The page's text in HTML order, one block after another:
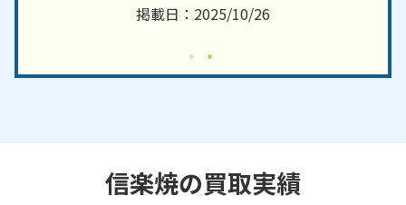
掲載日：2025/10/26
信楽焼の買取実績